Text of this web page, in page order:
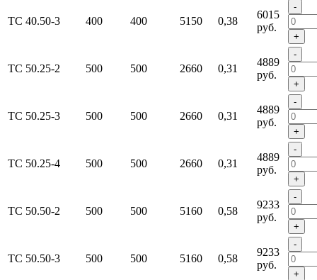
ТС 40.50-3 400 400 5150 0,38
6015
руб.
-
+
ТС 50.25-2 500 500 2660 0,31
4889
руб.
-
+
ТС 50.25-3 500 500 2660 0,31
4889
руб.
-
+
ТС 50.25-4 500 500 2660 0,31
4889
руб.
-
+
ТС 50.50-2 500 500 5160 0,58
9233
руб.
-
+
ТС 50.50-3 500 500 5160 0,58
9233
руб.
-
+